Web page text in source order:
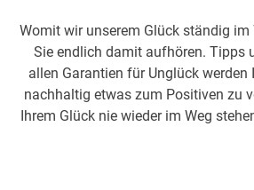
Womit wir unserem Glück ständig im
Sie endlich damit aufhören. Tipps
allen Garantien für Unglück werden
nachhaltig etwas zum Positiven zu
Ihrem Glück nie wieder im Weg